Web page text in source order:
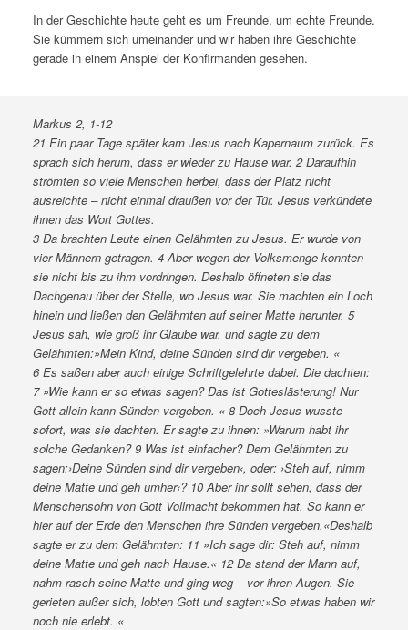
In der Geschichte heute geht es um Freunde, um echte Freunde.
Sie kümmern sich umeinander und wir haben ihre Geschichte
gerade in einem Anspiel der Konfirmanden gesehen.
Markus 2, 1-12
21 Ein paar Tage später kam Jesus nach Kapernaum zurück. Es
sprach sich herum, dass er wieder zu Hause war. 2 Daraufhin
strömten so viele Menschen herbei, dass der Platz nicht
ausreichte – nicht einmal draußen vor der Tür. Jesus verkündete
ihnen das Wort Gottes.
3 Da brachten Leute einen Gelähmten zu Jesus. Er wurde von
vier Männern getragen. 4 Aber wegen der Volksmenge konnten
sie nicht bis zu ihm vordringen. Deshalb öffneten sie das
Dachgenau über der Stelle, wo Jesus war. Sie machten ein Loch
hinein und ließen den Gelähmten auf seiner Matte herunter. 5
Jesus sah, wie groß ihr Glaube war, und sagte zu dem
Gelähmten:»Mein Kind, deine Sünden sind dir vergeben. «
6 Es saßen aber auch einige Schriftgelehrte dabei. Die dachten:
7 »Wie kann er so etwas sagen? Das ist Gotteslästerung! Nur
Gott allein kann Sünden vergeben. « 8 Doch Jesus wusste
sofort, was sie dachten. Er sagte zu ihnen: »Warum habt ihr
solche Gedanken? 9 Was ist einfacher? Dem Gelähmten zu
sagen:›Deine Sünden sind dir vergeben‹, oder: ›Steh auf, nimm
deine Matte und geh umher‹? 10 Aber ihr sollt sehen, dass der
Menschensohn von Gott Vollmacht bekommen hat. So kann er
hier auf der Erde den Menschen ihre Sünden vergeben.«Deshalb
sagte er zu dem Gelähmten: 11 »Ich sage dir: Steh auf, nimm
deine Matte und geh nach Hause.« 12 Da stand der Mann auf,
nahm rasch seine Matte und ging weg – vor ihren Augen. Sie
gerieten außer sich, lobten Gott und sagten:»So etwas haben wir
noch nie erlebt. «